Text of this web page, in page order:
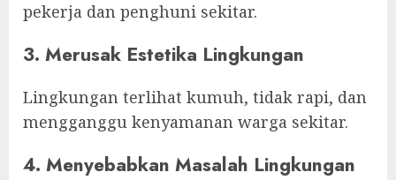
pekerja dan penghuni sekitar.
3. Merusak Estetika Lingkungan
Lingkungan terlihat kumuh, tidak rapi, dan
mengganggu kenyamanan warga sekitar.
4. Menyebabkan Masalah Lingkungan